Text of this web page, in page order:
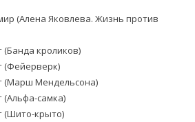
(Алена Яковлева. Жизнь против
кроликов)
(Фейерверк)
(Марш Мендельсона)
самка)
(Шито-крыто)